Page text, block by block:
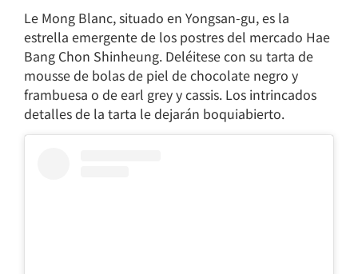
Le Mong Blanc, situado en Yongsan-gu, es la
estrella emergente de los postres del mercado Hae
Bang Chon Shinheung. Deléitese con su tarta de
mousse de bolas de piel de chocolate negro y
frambuesa o de earl grey y cassis. Los intrincados
detalles de la tarta le dejarán boquiabierto.